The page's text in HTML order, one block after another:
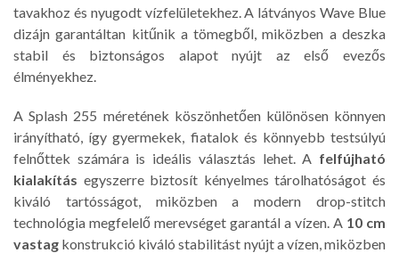
tavakhoz és nyugodt vízfelületekhez. A látványos Wave Blue
dizájn garantáltan kitűnik a tömegből, miközben a deszka
stabil és biztonságos alapot nyújt az első evezős
élményekhez.
A Splash 255 méretének köszönhetően különösen könnyen
irányítható, így gyermekek, fiatalok és könnyebb testsúlyú
felnőttek számára is ideális választás lehet. A felfújható
kialakítás egyszerre biztosít kényelmes tárolhatóságot és
kiváló tartósságot, miközben a modern drop-stitch
technológia megfelelő merevséget garantál a vízen. A 10 cm
vastag konstrukció kiváló stabilitást nyújt a vízen, miközben